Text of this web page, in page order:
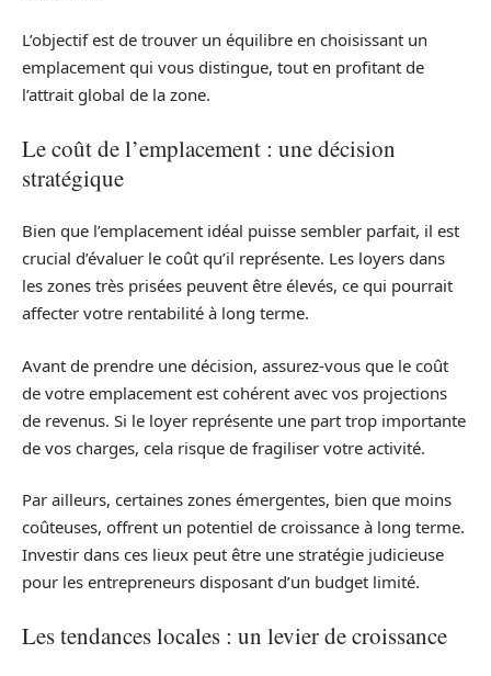
L’objectif est de trouver un équilibre en choisissant un
emplacement qui vous distingue, tout en profitant de
l’attrait global de la zone.
Le coût de l’emplacement : une décision
stratégique
Bien que l’emplacement idéal puisse sembler parfait, il est
crucial d’évaluer le coût qu’il représente. Les loyers dans
les zones très prisées peuvent être élevés, ce qui pourrait
affecter votre rentabilité à long terme.
Avant de prendre une décision, assurez-vous que le coût
de votre emplacement est cohérent avec vos projections
de revenus. Si le loyer représente une part trop importante
de vos charges, cela risque de fragiliser votre activité.
Par ailleurs, certaines zones émergentes, bien que moins
coûteuses, offrent un potentiel de croissance à long terme.
Investir dans ces lieux peut être une stratégie judicieuse
pour les entrepreneurs disposant d’un budget limité.
Les tendances locales : un levier de croissance